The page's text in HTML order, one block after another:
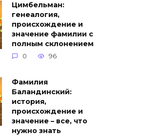
Цимбельман:
генеалогия,
происхождение и
значение фамилии с
полным склонением
0 96
Фамилия
Баландинский:
история,
происхождение и
значение – все, что
нужно знать